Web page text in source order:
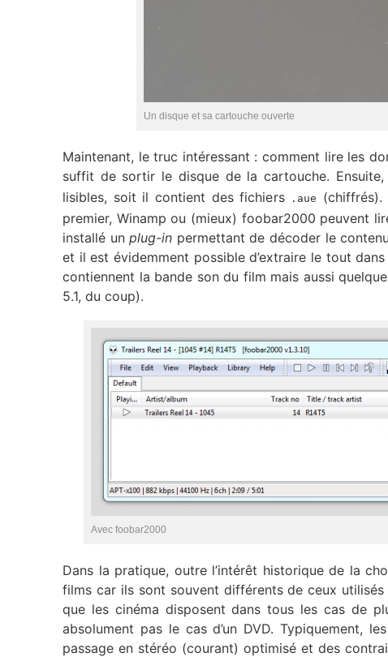
Un disque et sa cartouche ouverte
Maintenant, le truc intéressant : comment lire les
suffit de sortir le disque de la cartouche.
lisibles, soit il contient des fichiers
.aue
premier, Winamp ou (mieux) foobar2000 peuvent
installé unplug-in permettant de décoder le
et il est évidemment possible d’extraire le tout
contiennent la bande son du film mais aussi
5.1, du coup).
Avec foobar2000
Dans la pratique, outre l’intérêt historique de la
films car ils sont souvent différents de ceux
que les cinéma disposent dans tous les cas de
absolument pas le cas d’un DVD. Typiquement,
passage en stéréo (courant) optimisé et des